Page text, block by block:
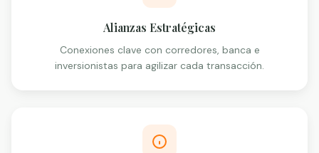
Alianzas Estratégicas
Conexiones clave con corredores, banca e
inversionistas para agilizar cada transacción.